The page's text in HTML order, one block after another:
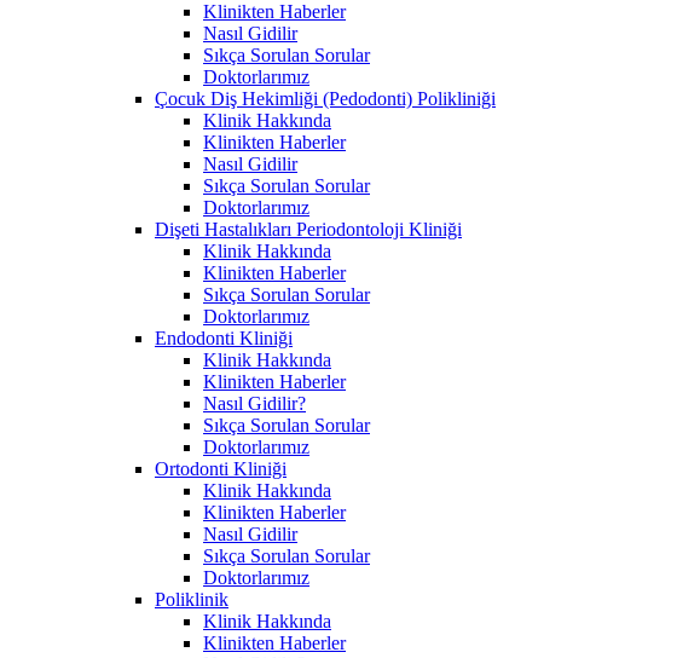
Klinikten Haberler
Nasıl Gidilir
Sıkça Sorulan Sorular
Doktorlarımız
Çocuk Diş Hekimliği (Pedodonti) Polikliniği
Klinik Hakkında
Klinikten Haberler
Nasıl Gidilir
Sıkça Sorulan Sorular
Doktorlarımız
Dişeti Hastalıkları Periodontoloji Kliniği
Klinik Hakkında
Klinikten Haberler
Sıkça Sorulan Sorular
Doktorlarımız
Endodonti Kliniği
Klinik Hakkında
Klinikten Haberler
Nasıl Gidilir?
Sıkça Sorulan Sorular
Doktorlarımız
Ortodonti Kliniği
Klinik Hakkında
Klinikten Haberler
Nasıl Gidilir
Sıkça Sorulan Sorular
Doktorlarımız
Poliklinik
Klinik Hakkında
Klinikten Haberler